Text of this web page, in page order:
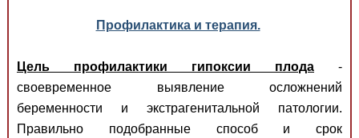
Профилактика и терапия.
Цель профилактики гипоксии плода -
своевременное выявление осложнений
беременности и экстрагенитальной патологии.
Правильно подобранные способ и срок